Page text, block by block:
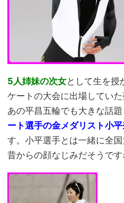
5人姉妹の次女として生を授
ケートの大会に出場してい
あの平昌五輪でも大きな話
ート選手の金メダリスト小
す。小平選手とは一緒に全
昔からの顔なじみだそうで